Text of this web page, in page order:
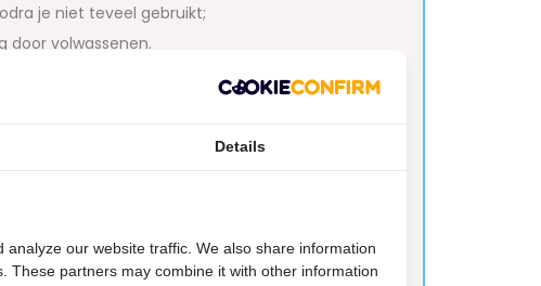
je niet teveel gebruikt;
door volwassenen.
elektrische tandenborstel
Details
our website traffic. We also share information
These partners may combine it with other information